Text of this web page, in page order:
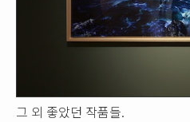
그 외 좋았던 작품들.